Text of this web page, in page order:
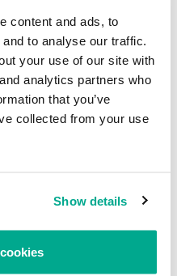
content and ads, to
to analyse our traffic.
your use of our site with
analytics partners who
that you’ve
collected from your use
Show details
asiáticos
KIRICHENKO
VASILY BÉRDNIKOV